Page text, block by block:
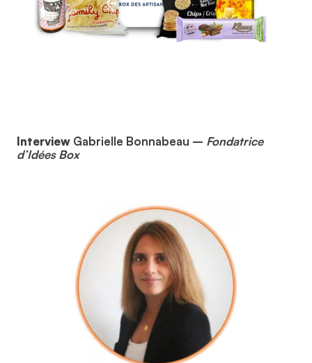
Interview Gabrielle Bonnabeau – Fondatrice
d’Idées Box